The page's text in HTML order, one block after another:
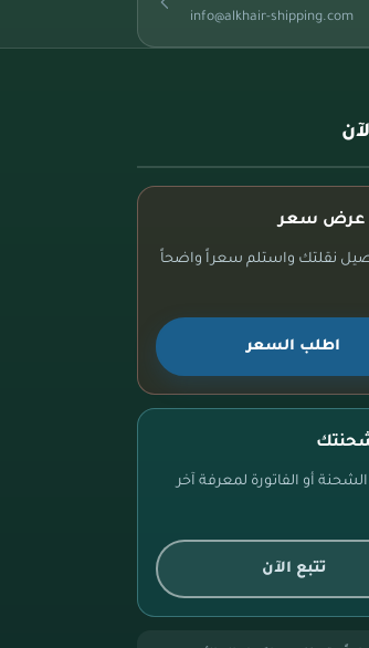
info@alkhair-shipping.com
عرض سعر
نقلتك واستلم سعراً واضحاً
اطلب السعر
أو الفاتورة لمعرفة آخر
تتبع الآن